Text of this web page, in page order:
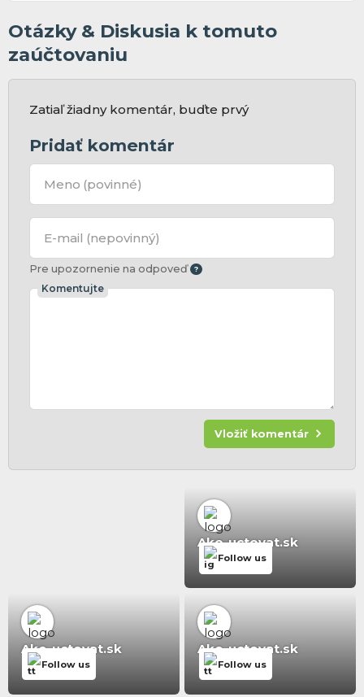
Otázky & Diskusia k tomuto
zaúčtovaniu
Zatiaľ žiadny komentár, buďte prvý
Pridať komentár
Meno (povinné)
E-mail (nepovinný)
Pre upozornenie na odpoveď
Komentujte
Vložiť komentár
Ako-uctovat.sk
Follow us
Ako-uctovat.sk
Follow us
Ako-uctovat.sk
Follow us